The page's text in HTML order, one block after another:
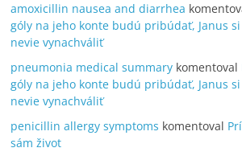
amoxicillin nausea and diarrhea
góly na jeho konte budú pribúdať, Janus
nevie vynachváliť
pneumonia medical summary komentoval
góly na jeho konte budú pribúdať, Janus
nevie vynachváliť
penicillin allergy symptoms komentoval
sám život